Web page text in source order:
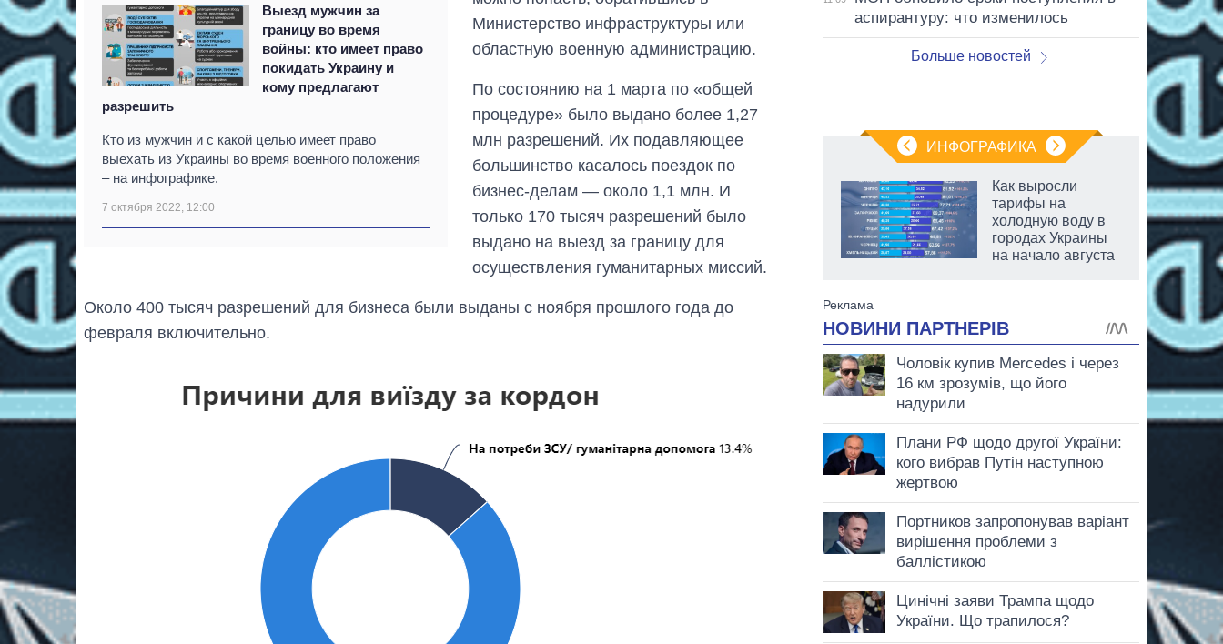
Выезд мужчин за
границу во время
войны: кто имеет право
покидать Украину и
кому предлагают
разрешить
Кто из мужчин и с какой целью имеет право
выехать из Украины во время военного положения
– на инфографике.
7 октября 2022, 12:00
Министерство инфраструктуры или
областную военную администрацию.
По состоянию на 1 марта по «общей
процедуре» было выдано более 1,27
млн разрешений. Их подавляющее
большинство касалось поездок по
бизнес-делам — около 1,1 млн. И
только 170 тысяч разрешений было
выдано на выезд за границу для
осуществления гуманитарных миссий.
Около 400 тысяч разрешений для бизнеса были выданы с ноября прошлого года до
февраля включительно.
аспирантуру: что изменилось
Больше новостей
ИНФОГРАФИКА
Экономика ИИ-
стоят и
зарабатывают
OpenAI и Anthropic
Как выросли
тарифы на
холодную воду в
городах Украины
на начало августа